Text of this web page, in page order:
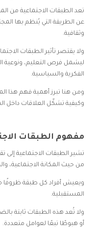
تعد الطبقات الاجتماعية من
عن الطريقة التي يُنظم بها
وثقافية.
ولا يقتصر تأثير الطبقات
ليشمل فرص التعليم، ونوعية
الفكرية والسياسية.
ومن هنا تبرز أهمية فهم هذا
وكيفية تشكّل العلاقات داخل
مفهوم الطبقات
تشير الطبقات الاجتماعية إلى
من حيث المكانة الاجتماعية،
ويعيش أفراد كل طبقة ظروفًا
المستقبلية.
ولا تُعد هذه الطبقات ثابتة
أو هبوطًا تبعًا لعوامل متعددة.